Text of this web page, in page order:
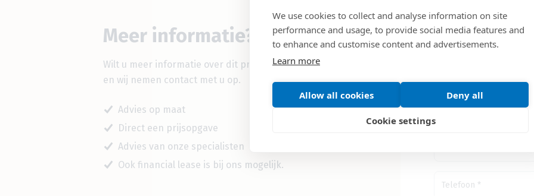
Meer informatie?
Wilt u meer informatie over dit product?Vul het formulier in
en wij nemen contact met u op.
Advies op maat
Direct een prijsopgave
Advies van onze specialisten
Ook financial lease is bij ons mogelijk.
Uw
We use cookies to collect and analyse information on site
performance and usage, to provide social media features and
to enhance and customise content and advertisements.
Learn more
Allow all cookies Deny all
Cookie settings